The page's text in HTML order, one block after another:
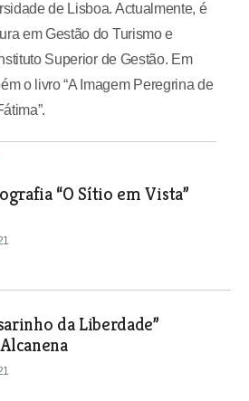
de Lisboa. Actualmente, é
em Gestão do Turismo e
Superior de Gestão. Em
o livro “A Imagem Peregrina de
“O Sítio em Vista”
da Liberdade”